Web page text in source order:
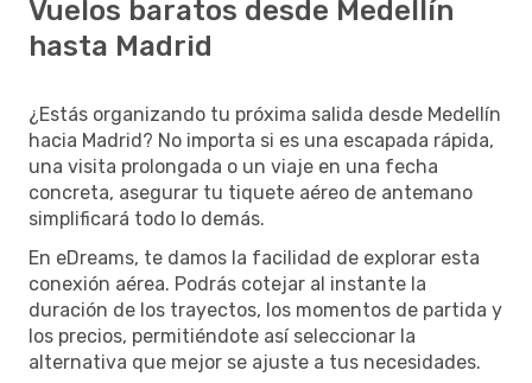
Vuelos baratos desde Medellín
hasta Madrid
¿Estás organizando tu próxima salida desde Medellín
hacia Madrid? No importa si es una escapada rápida,
una visita prolongada o un viaje en una fecha
concreta, asegurar tu tiquete aéreo de antemano
simplificará todo lo demás.
En eDreams, te damos la facilidad de explorar esta
conexión aérea. Podrás cotejar al instante la
duración de los trayectos, los momentos de partida y
los precios, permitiéndote así seleccionar la
alternativa que mejor se ajuste a tus necesidades.